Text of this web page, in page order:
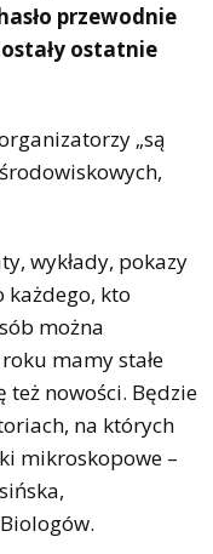
przewodnie
ostatnie
„są
wykłady, pokazy
każdego, kto
można
mamy stałe
nowości. Będzie
na których
mikroskopowe –